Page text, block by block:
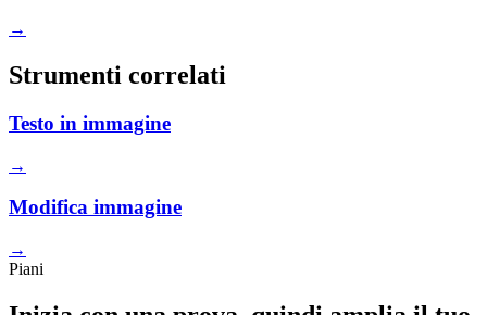
→
Strumenti correlati
Testo in immagine
→
Modifica immagine
→
Piani